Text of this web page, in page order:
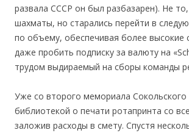
развала СССР он был разбазарен). Не
шахматы, но старались перейти в
по объему, обеспечивая более высокие
даже пробить подписку за валюту на
трудом выдираемый на сборы команды
Уже со второго мемориала Сокольского
библиотекой о печати ротапринта со
заложив расходы в смету. Спустя